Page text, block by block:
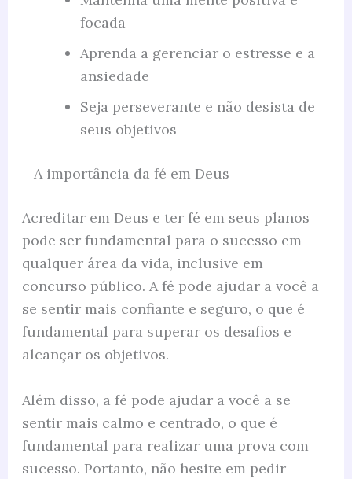
focada
Aprenda a gerenciar o estresse e a
ansiedade
Seja perseverante e não desista de
seus objetivos
A importância da fé em Deus
Acreditar em Deus e ter fé em seus planos
pode ser fundamental para o sucesso em
qualquer área da vida, inclusive em
concurso público. A fé pode ajudar a você a
se sentir mais confiante e seguro, o que é
fundamental para superar os desafios e
alcançar os objetivos.
Além disso, a fé pode ajudar a você a se
sentir mais calmo e centrado, o que é
fundamental para realizar uma prova com
sucesso. Portanto, não hesite em pedir